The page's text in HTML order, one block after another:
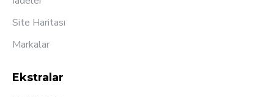
Site Haritası
Markalar
Ekstralar